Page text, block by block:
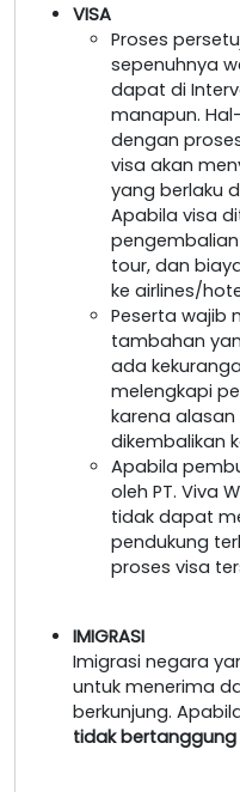
VISA
Proses
sepenuhnya
dapat di
manapun.
dengan
visa akan
yang berlaku
Apabila visa
pengembalian
tour, dan
ke airlines/
Peserta wajib
tambahan
ada
melengkapi
karena
dikembalikan
Apabila
oleh PT. Viva
tidak dapat
pendukung
proses visa
IMIGRASI
Imigrasi negara
untuk menerima
berkunjung.
tidak